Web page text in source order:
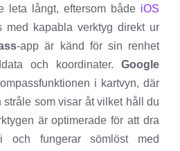
leta långt, eftersom både iOS
med kapabla verktyg direkt ur
-app är känd för sin renhet
och koordinater. Google
i kartvyn, där
som visar åt vilket håll du
är optimerade för att dra
och fungerar sömlöst med